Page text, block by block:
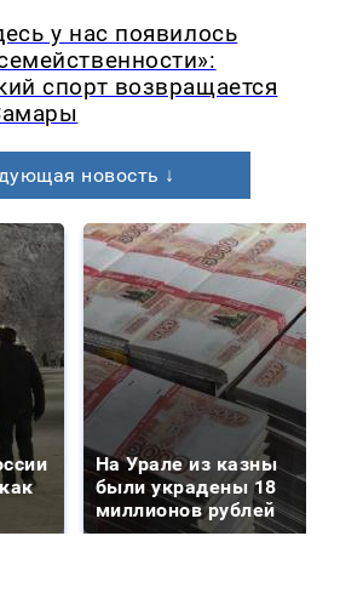
у нас появилось
спорт возвращается
новость ↓
На Урале из казны
были украдены 18
миллионов рублей